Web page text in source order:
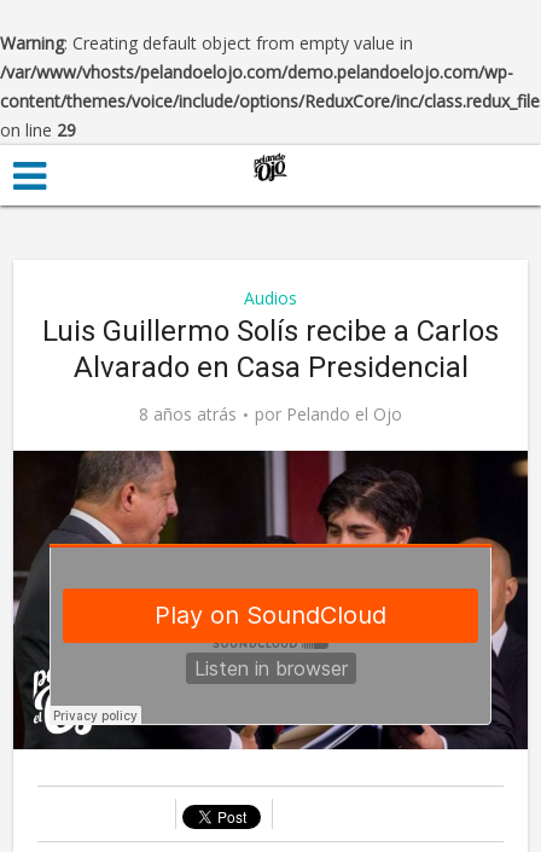
Warning: Creating default object from empty value in
/var/www/vhosts/pelandoelojo.com/demo.pelandoelojo.com/wp-
content/themes/voice/include/options/ReduxCore/inc/
on line 29
Audios
Luis Guillermo Solís recibe a Carlos
Alvarado en Casa Presidencial
8 años atrás por Pelando el Ojo